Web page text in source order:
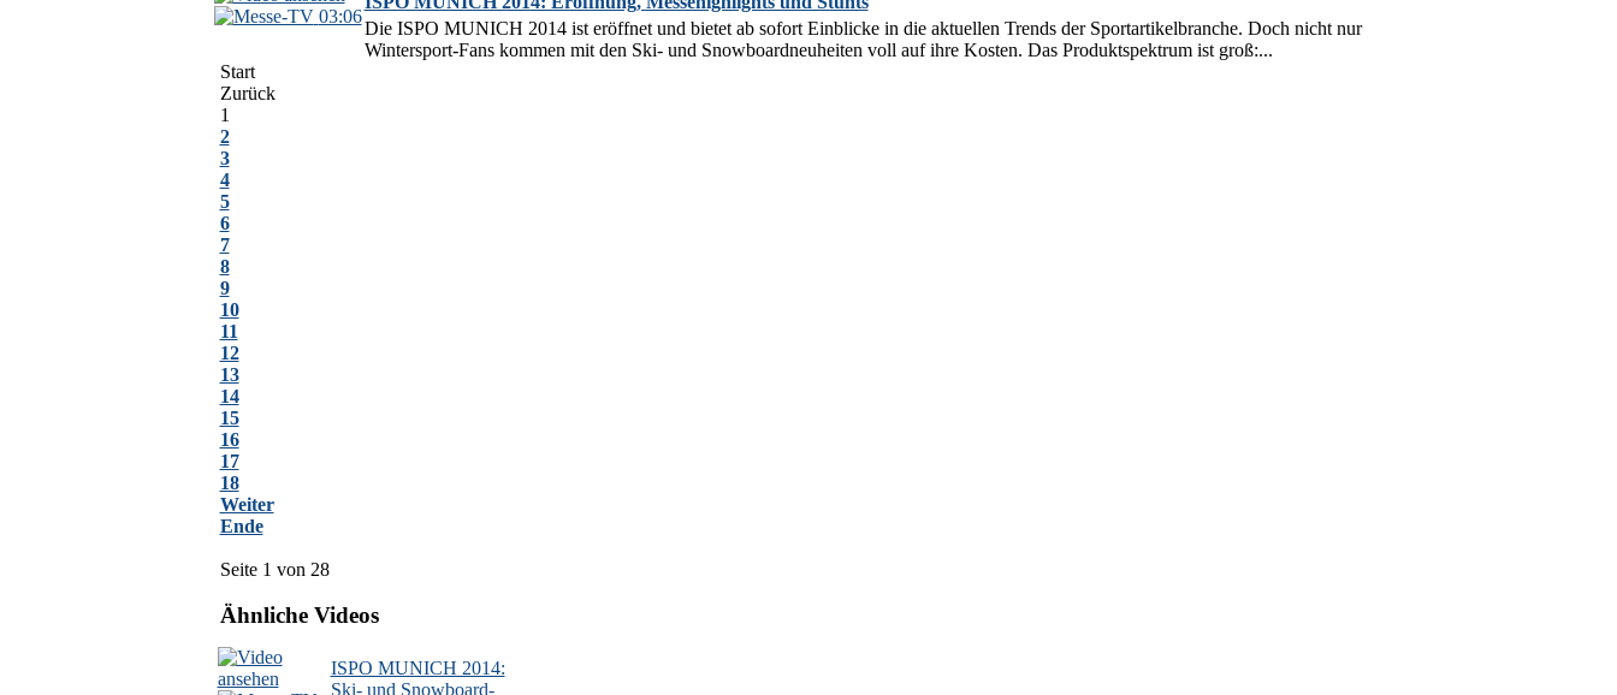
03:06
Die ISPO MUNICH 2014 ist eröffnet und bietet ab sofort Einblicke in die aktuellen Trends der Sportartikelbranche. Doch nicht nur
Wintersport-Fans kommen mit den Ski- und Snowboardneuheiten voll auf ihre Kosten. Das Produktspektrum ist groß:...
Start
Zurück
1
2
3
4
5
6
7
8
9
10
11
12
13
14
15
16
17
18
Weiter
Ende
Seite 1 von 28
Ähnliche Videos
ISPO MUNICH 2014:
Ski- und Snowboard-